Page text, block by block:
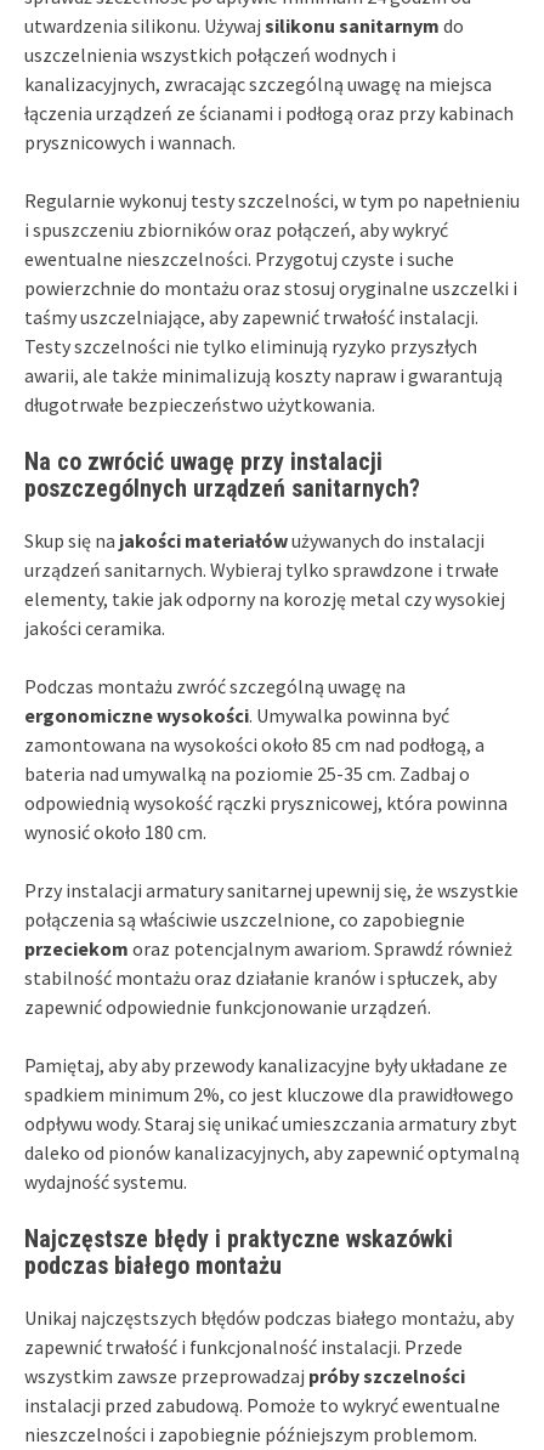
utwardzenia silikonu. Używaj silikonu sanitarnym do
uszczelnienia wszystkich połączeń wodnych i
kanalizacyjnych, zwracając szczególną uwagę na miejsca
łączenia urządzeń ze ścianami i podłogą oraz przy kabinach
prysznicowych i wannach.
Regularnie wykonuj testy szczelności, w tym po napełnieniu
i spuszczeniu zbiorników oraz połączeń, aby wykryć
ewentualne nieszczelności. Przygotuj czyste i suche
powierzchnie do montażu oraz stosuj oryginalne uszczelki i
taśmy uszczelniające, aby zapewnić trwałość instalacji.
Testy szczelności nie tylko eliminują ryzyko przyszłych
awarii, ale także minimalizują koszty napraw i gwarantują
długotrwałe bezpieczeństwo użytkowania.
Na co zwrócić uwagę przy instalacji
poszczególnych urządzeń sanitarnych?
Skup się na jakości materiałówużywanych do instalacji
urządzeń sanitarnych. Wybieraj tylko sprawdzone i trwałe
elementy, takie jak odporny na korozję metal czy wysokiej
jakości ceramika.
Podczas montażu zwróć szczególną uwagę na
ergonomiczne wysokości. Umywalka powinna być
zamontowana na wysokości około 85 cm nad podłogą, a
bateria nad umywalką na poziomie 25-35 cm. Zadbaj o
odpowiednią wysokość rączki prysznicowej, która powinna
wynosić około 180 cm.
Przy instalacji armatury sanitarnej upewnij się, że wszystkie
połączenia są właściwie uszczelnione, co zapobiegnie
przeciekom oraz potencjalnym awariom. Sprawdź również
stabilność montażu oraz działanie kranów i spłuczek, aby
zapewnić odpowiednie funkcjonowanie urządzeń.
Pamiętaj, aby aby przewody kanalizacyjne były układane ze
spadkiem minimum 2%, co jest kluczowe dla prawidłowego
odpływu wody. Staraj się unikać umieszczania armatury zbyt
daleko od pionów kanalizacyjnych, aby zapewnić optymalną
wydajność systemu.
Najczęstsze błędy i praktyczne wskazówki
podczas białego montażu
Unikaj najczęstszych błędów podczas białego montażu, aby
zapewnić trwałość i funkcjonalność instalacji. Przede
wszystkim zawsze przeprowadzaj próby szczelności
instalacji przed zabudową. Pomoże to wykryć ewentualne
nieszczelności i zapobiegnie późniejszym problemom.